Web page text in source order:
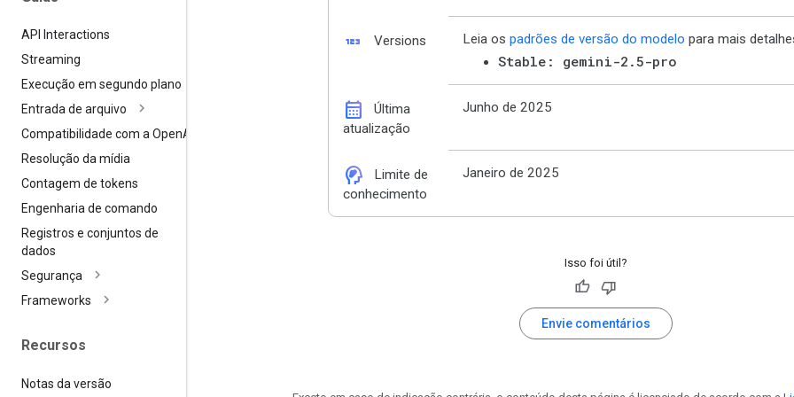
API Interactions
Streaming
Execução em segundo plano
Entrada de arquivo
Compatibilidade com a OpenAI
Resolução da mídia
Contagem de tokens
Engenharia de comando
Registros e conjuntos de
dados
Segurança
Frameworks
Recursos
Notas da versão
123 Versions Leia os padrões de versão do modelo para mais
Stable: gemini-2.5-pro
calendar_month
Última
atualização
Junho de 2025
cognition_2
Limite de
conhecimento
Janeiro de 2025
Isso foi útil?
Envie comentários